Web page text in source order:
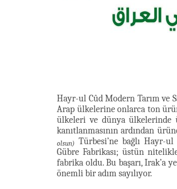
Hayr-ul Cûd Modern Tarım ve
Arap ülkelerine onlarca ton
ülkeleri ve dünya ülkelerinde
kanıtlanmasının ardından
olsun) Türbesi’ne bağlı Hayr-
Gübre Fabrikası; üstün
fabrika oldu. Bu başarı, Irak’a
önemli bir adım sayılıyor.